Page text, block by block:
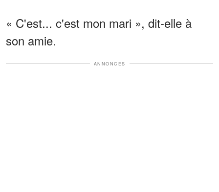
« C'est... c'est mon mari », dit-elle à
son amie.
ANNONCES